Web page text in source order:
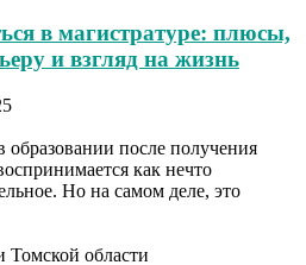
в магистратуре: плюсы,
и взгляд на жизнь
после получения
как нечто
Но на самом деле, это
Томской области